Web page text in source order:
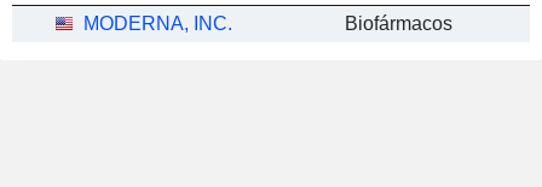
MODERNA, INC. Biofármacos